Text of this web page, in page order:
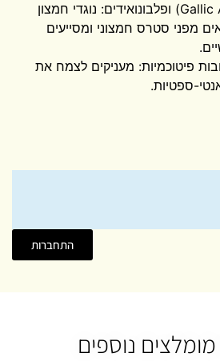
* חומצה גאלית (Gallic Acid) ופלבונואידים: נוגדי חמצון
מפני סטרס חמצוני ומסייעים
פיטוכמיות: מעניקים לצמח את
ספטיות.
התחברות
נוספים